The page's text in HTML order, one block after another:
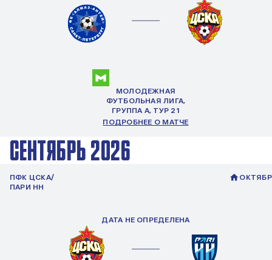
МОЛОДЕЖНАЯ
ФУТБОЛЬНАЯ ЛИГА,
ГРУППА А, ТУР 21
ПОДРОБНЕЕ О МАТЧЕ
СЕНТЯБРЬ 2026
ПФК ЦСКА/
ПАРИ НН
ДАТА НЕ ОПРЕДЕЛЕНА